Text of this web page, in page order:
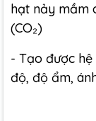
hạt nảy mầm
(CO₂)
- Tạo được
độ, độ ẩm,